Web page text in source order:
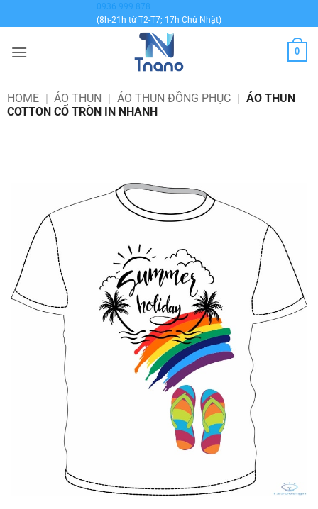
qua
dung
0936 999 878
(8h-21h từ T2-T7; 17h Chủ Nhật)
0
HOME | ÁO THUN | ÁO THUN ĐỒNG PHỤC | ÁO THUN
COTTON CỔ TRÒN IN NHANH